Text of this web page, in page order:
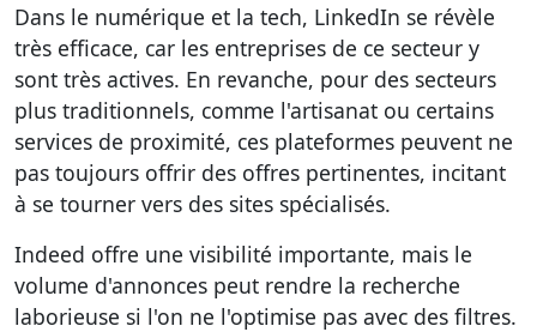
Dans le numérique et la tech, LinkedIn se révèle
très efficace, car les entreprises de ce secteur y
sont très actives. En revanche, pour des secteurs
plus traditionnels, comme l'artisanat ou certains
services de proximité, ces plateformes peuvent ne
pas toujours offrir des offres pertinentes, incitant
à se tourner vers des sites spécialisés.
Indeed offre une visibilité importante, mais le
volume d'annonces peut rendre la recherche
laborieuse si l'on ne l'optimise pas avec des filtres.